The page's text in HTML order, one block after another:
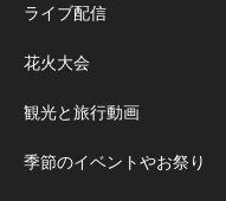
ライブ配信
花火大会
観光と旅行動画
季節のイベントやお祭り